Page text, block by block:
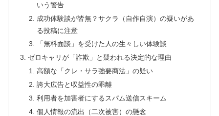
いう警告
成功体験談が皆無？サクラ（自作自演）の疑いがあ
る投稿に注意
「無料面談」を受けた人の生々しい体験談
ゼロキャリが「詐欺」と疑われる決定的な理由
高額な「クレ・サラ強要商法」の疑い
誇大広告と収益性の乖離
利用者を加害者にするスパム送信スキーム
個人情報の流出（二次被害）の懸念